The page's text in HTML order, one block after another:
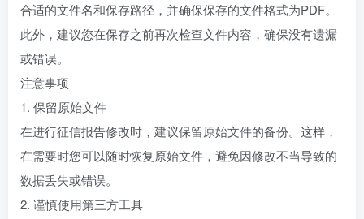
合适的文件名和保存路径，并确保保存的文件格式为PDF。
此外，建议您在保存之前再次检查文件内容，确保没有遗漏
或错误。
注意事项
1. 保留原始文件
在进行征信报告修改时，建议保留原始文件的备份。这样，
在需要时您可以随时恢复原始文件，避免因修改不当导致的
数据丢失或错误。
2. 谨慎使用第三方工具